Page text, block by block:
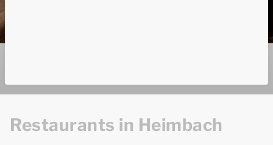
Restaurants in Heimbach